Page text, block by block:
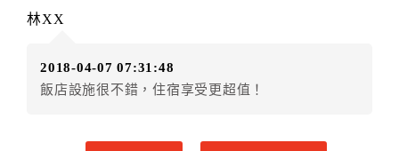
訂房者應補足差額。 限原訂飯店
六、取消訂單
林XX
2018-04-07 07:31:48
飯店設施很不錯，住宿享受更超值！